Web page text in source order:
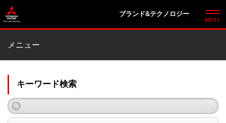
ブランド&テクノロジー
メニュー
キーワード検索